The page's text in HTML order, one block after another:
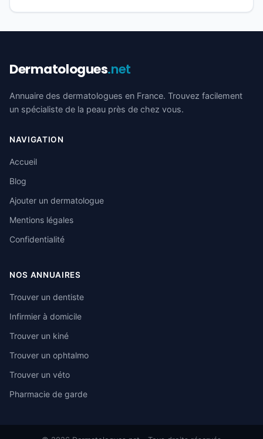
Dermatologues.net
Annuaire des dermatologues en France. Trouvez facilement
un spécialiste de la peau près de chez vous.
NAVIGATION
Accueil
Blog
Ajouter un dermatologue
Mentions légales
Confidentialité
NOS ANNUAIRES
Trouver un dentiste
Infirmier à domicile
Trouver un kiné
Trouver un ophtalmo
Trouver un véto
Pharmacie de garde